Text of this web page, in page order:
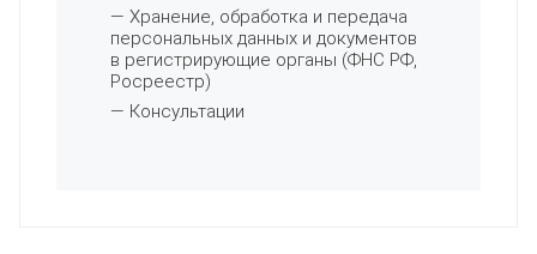
— Хранение, обработка и передача
персональных данных и документов
в регистрирующие органы (ФНС РФ,
Росреестр)
— Консультации